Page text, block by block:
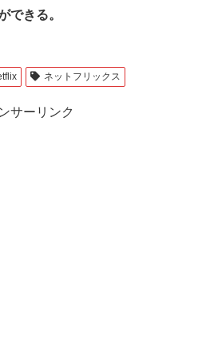
できる。
ネットフリックス
サーリンク